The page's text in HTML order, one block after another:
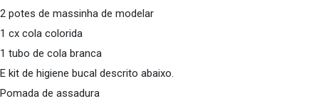
2 potes de massinha de modelar
1 cx cola colorida
1 tubo de cola branca
E kit de higiene bucal descrito abaixo.
Pomada de assadura